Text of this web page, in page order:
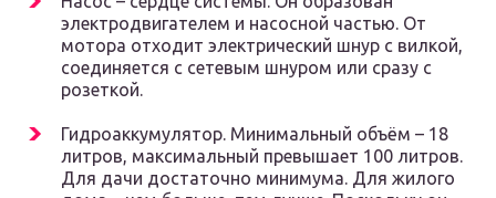
электродвигателем и насосной частью. От
мотора отходит электрический шнур с вилкой,
соединяется с сетевым шнуром или сразу с
розеткой.
Гидроаккумулятор. Минимальный объём – 18
литров, максимальный превышает 100 литров.
Для дачи достаточно минимума. Для жилого